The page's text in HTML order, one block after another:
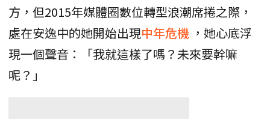
方，但2015年媒體圈數位轉型浪潮席捲之際，
處在安逸中的她開始出現中年危機 ，她心底浮
現一個聲音：「我就這樣了嗎？未來要幹嘛
呢？」